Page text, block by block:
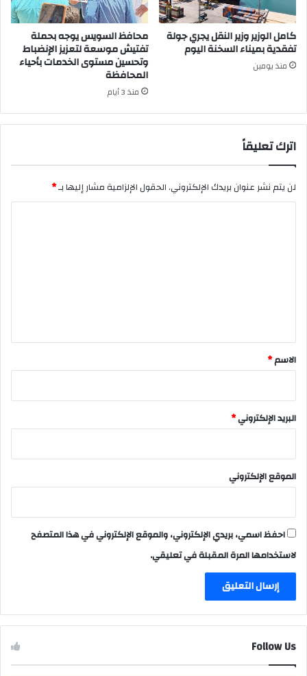
كامل الوزير وزير النقل يجري جولة
تفقدية بميناء السخنة اليوم
منذ يومين
محافظ السويس يوجه بحملة
تفتيش موسعة لتعزيز الإنضباط
وتحسين مستوى الخدمات بأحياء
المحافظة
منذ 3 أيام
اترك تعليقاً
لن يتم نشر عنوان بريدك الإلكتروني.الحقول الإلزامية مشار إليها بـ*
*
الاسم*
البريد الإلكتروني*
الموقع الإلكتروني
احفظ اسمي، بريدي الإلكتروني، والموقع الإلكتروني في هذا المتصفح
لاستخدامها المرة المقبلة في تعليقي.
Follow Us